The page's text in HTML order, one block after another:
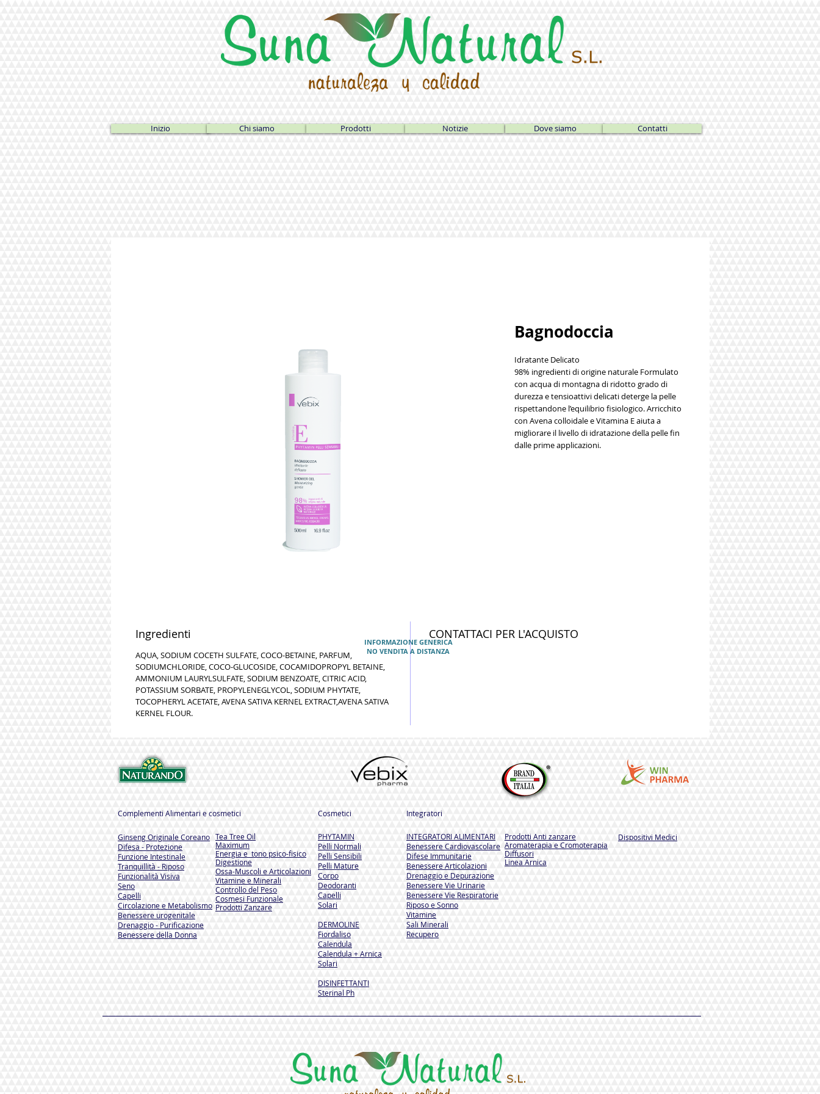
Inizio Chi siamo Prodotti Notizie Dove siamo Contatti
Bagnodoccia
Idratante Delicato
98% ingredienti di origine naturale Formulato
con acqua di montagnadi ridotto grado di
durezza e tensioattivi delicati deterge la pelle
rispettandone l’equilibrio fisiologico. Arricchito
con Avena colloidaleeVitamina Eaiuta a
migliorare il livello di idratazione della pelle fin
dalle prime applicazioni.
Ingredienti
AQUA, SODIUM COCETH SULFATE, COCO-BETAINE, PARFUM,
SODIUMCHLORIDE, COCO-GLUCOSIDE, COCAMIDOPROPYL BETAINE,
AMMONIUM LAURYLSULFATE, SODIUM BENZOATE, CITRIC ACID,
POTASSIUM SORBATE, PROPYLENEGLYCOL, SODIUM PHYTATE,
TOCOPHERYL ACETATE, AVENA SATIVA KERNEL EXTRACT,AVENA SATIVA
KERNEL FLOUR.
CONTATTACI PER L'ACQUISTO
INFORMAZIONE GENERICA
NO VENDITA A DISTANZA
Complementi Alimentari e cosmetici
Ginseng Originale Coreano
Difesa - Protezione
Funzione Intestinale
Tranquillità - Riposo
Funzionalità Visiva
Seno
Capelli
Circolazione e Metabolismo
Benessere urogenitale
Drenaggio - Purificazione
Benessere della Donna
Tea Tree Oil
Maximum
Energia e tono psico-fisico
Digestione
Ossa-Muscoli e Articolazioni
Vitamine e Minerali
Controllo del Peso
Cosmesi Funzionale
Prodotti Zanzare
Cosmetici Integratori
PHYTAMIN
Pelli Normali
Pelli Sensibili
Pelli Mature
Corpo
Deodoranti
Capelli
Solari
DERMOLINE
Fiordaliso
Calendula
Calendula + Arnica
Solari
DISINFETTANTI
Sterinal Ph​
INTEGRATORI ALIMENTARI
Benessere Cardiovascolare
Difese Immunitarie
Benessere Articolazioni
Drenaggio e Depurazione
Benessere Vie Urinarie
Benessere Vie Respiratorie
Riposo e Sonno
Vitamine
Sali Minerali
Recupero
Prodotti Anti zanzare
Aromaterapia e Cromoterapia
Diffusori
Linea Arnica
Dispositivi Medici